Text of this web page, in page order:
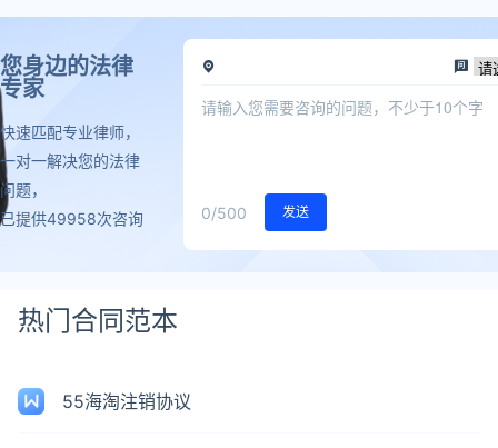
您身边的法律
专家
快速匹配专业律师，
一对一解决您的法律
问题，
已提供49958次咨询
0/500 发送
热门合同范本
55海淘注销协议